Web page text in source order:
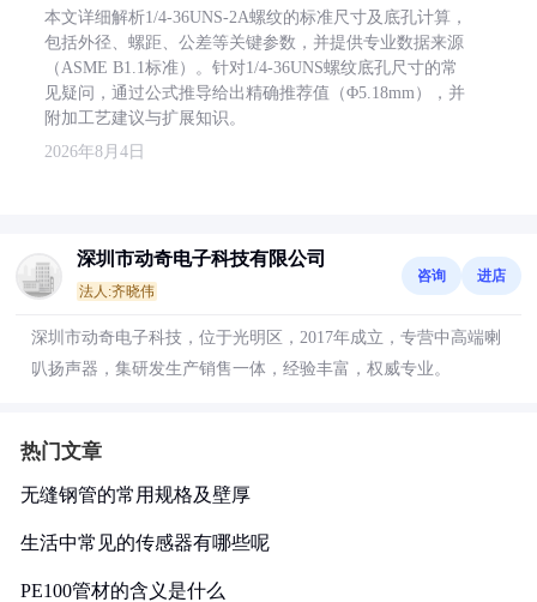
本文详细解析1/4-36UNS-2A螺纹的标准尺寸及底孔计算，
包括外径、螺距、公差等关键参数，并提供专业数据来源
（ASME B1.1标准）。针对1/4-36UNS螺纹底孔尺寸的常
见疑问，通过公式推导给出精确推荐值（Φ5.18mm），并
附加工艺建议与扩展知识。
2026年8月4日
深圳市动奇电子科技有限公司
法人:齐晓伟
咨询 进店
深圳市动奇电子科技，位于光明区，2017年成立，专营中高端喇
叭扬声器，集研发生产销售一体，经验丰富，权威专业。
热门文章
无缝钢管的常用规格及壁厚
生活中常见的传感器有哪些呢
PE100管材的含义是什么